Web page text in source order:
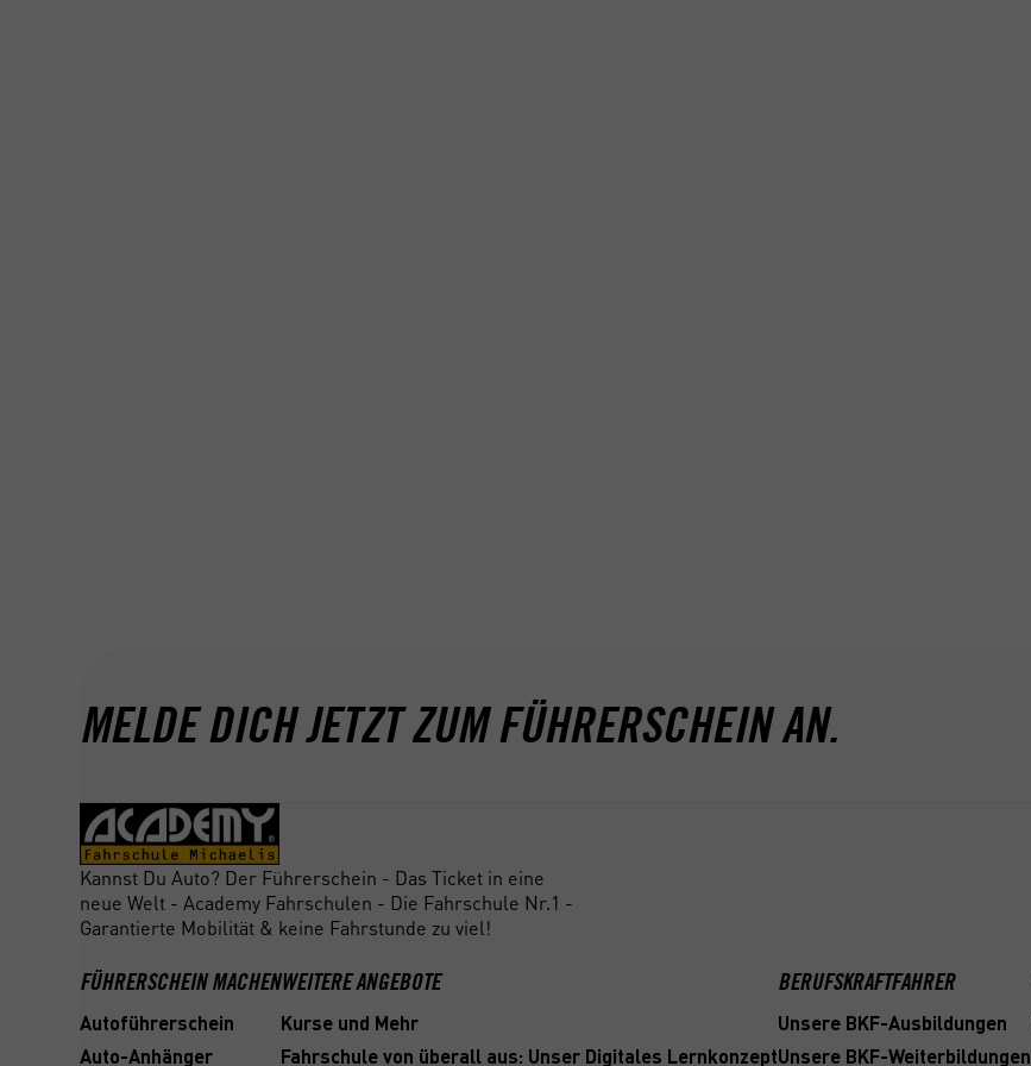
MELDE DICH JETZT ZUM FÜHRERSCHEIN AN.
Kannst Du Auto? Der Führerschein - Das Ticket in eine
neue Welt - Academy Fahrschulen - Die Fahrschule Nr.1 -
Garantierte Mobilität & keine Fahrstunde zu viel!
FÜHRERSCHEIN MACHEN
Autoführerschein
Auto-Anhänger
WEITERE ANGEBOTE
Kurse und Mehr
Fahrschule von überall aus: Unser Digitales Lernkonzept
BERUFSKRAFTFAHRER
Unsere BKF-Ausbildungen
Unsere BKF-Weiterbildungen